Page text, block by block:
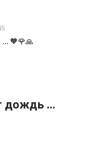
🧡🌹🙏
дождь ...